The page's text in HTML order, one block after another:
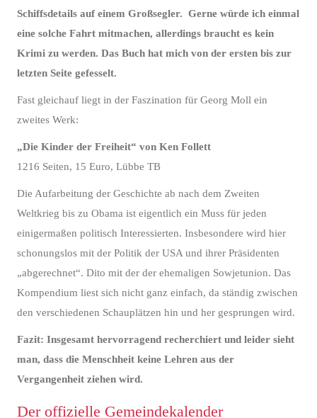
Schiffsdetails auf einem Großsegler. Gerne würde ich einmal
eine solche Fahrt mitmachen, allerdings braucht es kein
Krimi zu werden. Das Buch hat mich von der ersten bis zur
letzten Seite gefesselt.
Fast gleichauf liegt in der Faszination für Georg Moll ein
zweites Werk:
„Die Kinder der Freiheit“ von Ken Follett
1216 Seiten, 15 Euro, Lübbe TB
Die Aufarbeitung der Geschichte ab nach dem Zweiten
Weltkrieg bis zu Obama ist eigentlich ein Muss für jeden
einigermaßen politisch Interessierten. Insbesondere wird hier
schonungslos mit der Politik der USA und ihrer Präsidenten
„abgerechnet“. Dito mit der der ehemaligen Sowjetunion. Das
Kompendium liest sich nicht ganz einfach, da ständig zwischen
den verschiedenen Schauplätzen hin und her gesprungen wird.
Fazit: Insgesamt hervorragend recherchiert und leider sieht
man, dass die Menschheit keine Lehren aus der
Vergangenheit ziehen wird.
Der offizielle Gemeindekalender